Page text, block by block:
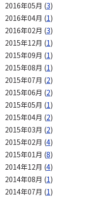
2016年05月 (3)
2016年04月 (1)
2016年02月 (3)
2015年12月 (1)
2015年09月 (1)
2015年08月 (1)
2015年07月 (2)
2015年06月 (2)
2015年05月 (1)
2015年04月 (2)
2015年03月 (2)
2015年02月 (4)
2015年01月 (8)
2014年12月 (4)
2014年08月 (1)
2014年07月 (1)